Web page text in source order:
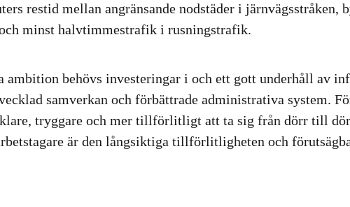
restid mellan angränsande nodstäder i järnvägsstråken,
minst halvtimmestrafik i rusningstrafik.
ambition behövs investeringar i och ett gott underhåll av
samverkan och förbättrade administrativa system.
tryggare och mer tillförlitligt att ta sig från dörr till
är den långsiktiga tillförlitligheten och